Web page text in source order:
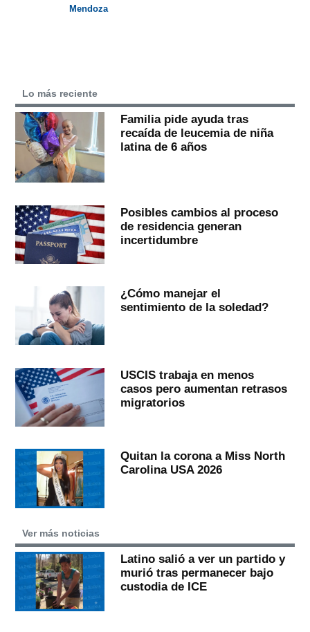
Mendoza
Lo más reciente
Familia pide ayuda tras
recaída de leucemia de niña
latina de 6 años
Posibles cambios al proceso
de residencia generan
incertidumbre
¿Cómo manejar el
sentimiento de la soledad?
USCIS trabaja en menos
casos pero aumentan retrasos
migratorios
Quitan la corona a Miss North
Carolina USA 2026
Ver más noticias
Latino salió a ver un partido y
murió tras permanecer bajo
custodia de ICE